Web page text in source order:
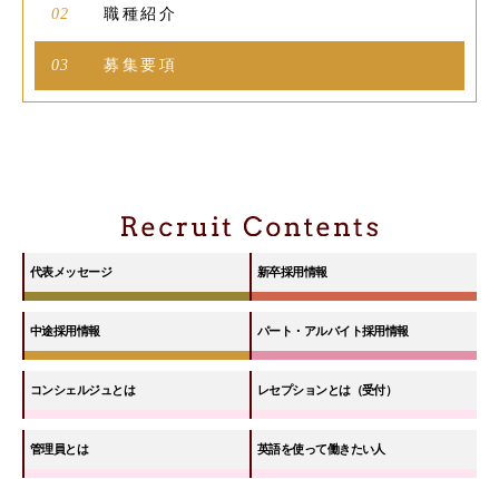
02 職種紹介
03 募集要項
代表メッセージ 新卒採用情報
中途採用情報 パート・アルバイト採用情報
コンシェルジュとは レセプションとは（受付）
管理員とは 英語を使って働きたい人